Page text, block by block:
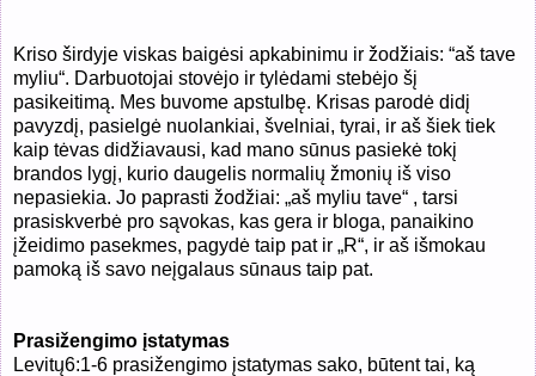
Kriso širdyje viskas baigėsi apkabinimu ir žodžiais: “aš tave
myliu“. Darbuotojai stovėjo ir tylėdami stebėjo šį
pasikeitimą. Mes buvome apstulbę. Krisas parodė didį
pavyzdį, pasielgė nuolankiai, švelniai, tyrai, ir aš šiek tiek
kaip tėvas didžiavausi, kad mano sūnus pasiekė tokį
brandos lygį, kurio daugelis normalių žmonių iš viso
nepasiekia. Jo paprasti žodžiai: „aš myliu tave“ , tarsi
prasiskverbė pro sąvokas, kas gera ir bloga, panaikino
įžeidimo pasekmes, pagydė taip pat ir „R“, ir aš išmokau
pamoką iš savo neįgalaus sūnaus taip pat.
Prasižengimo įstatymas
Levitų6:1-6 prasižengimo įstatymas sako, būtent tai, ką